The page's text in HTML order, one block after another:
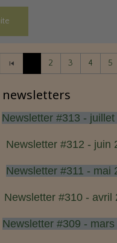
2 3 4 5
Newsletter #313 - juillet
Newsletter #312 - juin
Newsletter #311 - mai
Newsletter #310 - avril
Newsletter #309 - mars